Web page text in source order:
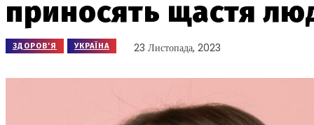
приносять щастя
ЗДОРОВ'Я УКРАЇНА 23 Листопада, 2023